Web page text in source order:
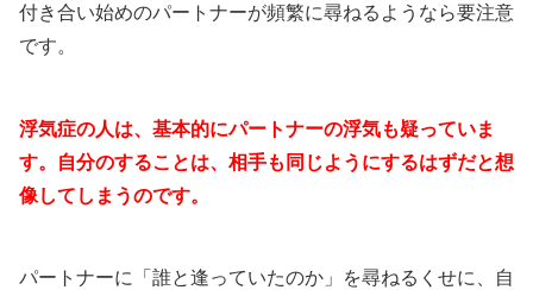
付き合い始めのパートナーが頻繁に尋ねるようなら要注意
です。
浮気症の人は、基本的にパートナーの浮気も疑っていま
す。自分のすることは、相手も同じようにするはずだと想
像してしまうのです。
パートナーに「誰と逢っていたのか」を尋ねるくせに、自